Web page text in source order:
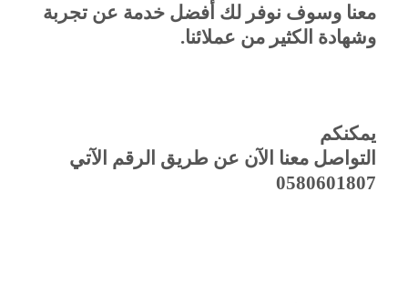
معنا وسوف نوفر لك أفضل خدمة عن تجربة
وشهادة الكثير من عملائنا.
يمكنكم
التواصل معنا الآن عن طريق الرقم الآتي
0580601807